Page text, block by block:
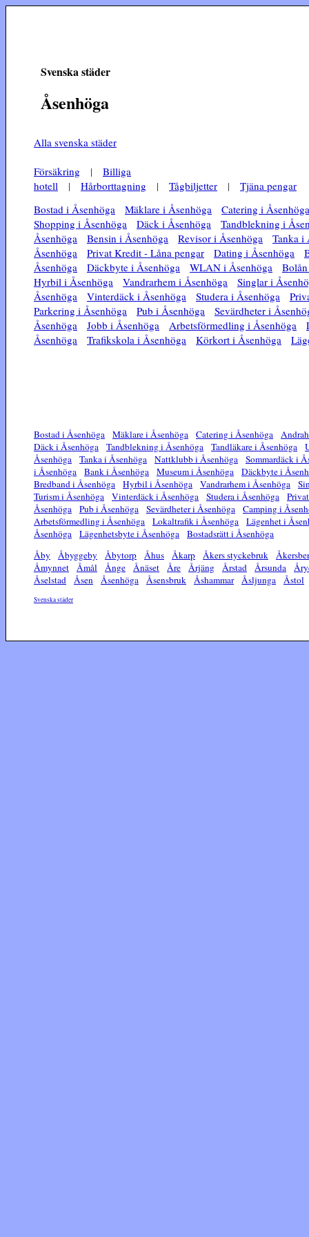
Svenska städer
Åsenhöga
Alla svenska städer
Försäkring | Billiga
hotell | Hårborttagning | Tågbiljetter | Tjäna pengar
Bostad i Åsenhöga
Mäklare i Åsenhöga
Catering i Åsenhöga
Shopping i Åsenhöga
Däck i Åsenhöga
Tandblekning i
Åsenhöga
Bensin i Åsenhöga Revisor i Åsenhöga
Tanka i
Åsenhöga
Privat Kredit - Låna pengar Dating i Åsenhöga
Åsenhöga
Däckbyte i Åsenhöga WLAN i Åsenhöga
Hyrbil i Åsenhöga
Vandrarhem i Åsenhöga
Singlar i
Åsenhöga
Vinterdäck i Åsenhöga Studera i Åsenhöga
Parkering i Åsenhöga
Pub i Åsenhöga
Sevärdheter i
Åsenhöga
Jobb i Åsenhöga Arbetsförmedling i Åsenhöga
Åsenhöga
Trafikskola i Åsenhöga Körkort i Åsenhöga
Bostad i Åsenhöga Mäklare i Åsenhöga Catering i Åsenhöga
Däck i Åsenhöga
Tandblekning i Åsenhöga Tandläkare i Åsenhöga
Åsenhöga
Tanka i Åsenhöga Nattklubb i Åsenhöga
Sommardäck i
i Åsenhöga
Bank i Åsenhöga Museum i Åsenhöga
Däckbyte i
Bredband i Åsenhöga
Hyrbil i Åsenhöga Vandrarhem i Åsenhöga
Turism i Åsenhöga
Vinterdäck i Åsenhöga Studera i Åsenhöga
Åsenhöga
Pub i Åsenhöga Sevärdheter i Åsenhöga
Camping i
Arbetsförmedling i Åsenhöga
Lokaltrafik i Åsenhöga
Lägenhet i
Åsenhöga
Lägenhetsbyte i Åsenhöga
Bostadsrätt i Åsenhöga
Åby
Åbyggeby Åbytorp Åhus Åkarp Åkers styckebruk
Åmynnet
Åmål Ånge Ånäset Åre Årjäng Årstad Årsunda
Åselstad
Åsen Åsenhöga Åsensbruk Åshammar Åsljunga Åstol
Svenska städer